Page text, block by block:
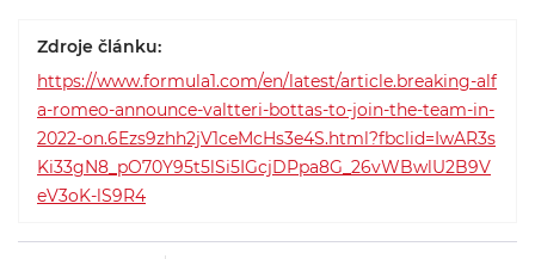
Zdroje článku:
https://www.formula1.com/en/latest/article.breaking-alf
a-romeo-announce-valtteri-bottas-to-join-the-team-in-
2022-on.6Ezs9zhh2jV1ceMcHs3e4S.html?fbclid=IwAR3s
Ki33gN8_pO70Y95t5lSi5IGcjDPpa8G_26vWBwlU2B9V
eV3oK-lS9R4